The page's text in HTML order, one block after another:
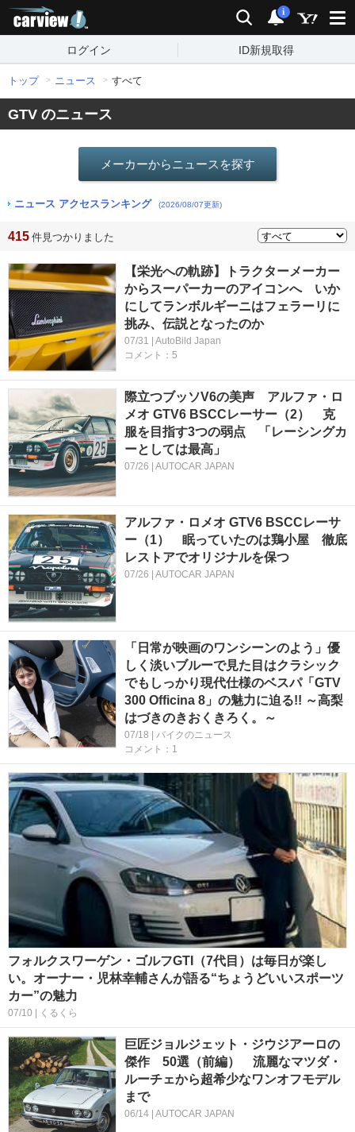
検索 通知
i
ログイン ID新規取得
トップ ニュース すべて
GTV のニュース
メーカーからニュースを探す
ニュース アクセスランキング (2026/08/07更新)
415 件見つかりました
【栄光への軌跡】トラクターメーカー
からスーパーカーのアイコンへ いか
にしてランボルギーニはフェラーリに
挑み、伝説となったのか
07/31 | AutoBild Japan
コメント：5
際立つブッソV6の美声 アルファ・ロ
メオ GTV6 BSCCレーサー（2） 克
服を目指す3つの弱点 「レーシングカ
ーとしては最高」
07/26 | AUTOCAR JAPAN
アルファ・ロメオ GTV6 BSCCレーサ
ー（1） 眠っていたのは鶏小屋 徹底
レストアでオリジナルを保つ
07/26 | AUTOCAR JAPAN
「日常が映画のワンシーンのよう」優
しく淡いブルーで見た目はクラシック
でもしっかり現代仕様のベスパ「GTV
300 Officina 8」の魅力に迫る!! ～高梨
はづきのきおくきろく。～
07/18 | バイクのニュース
コメント：1
フォルクスワーゲン・ゴルフGTI（7代目）は毎日が楽し
い。オーナー・児林幸輔さんが語る“ちょうどいいスポーツ
カー”の魅力
07/10 | くるくら
巨匠ジョルジェット・ジウジアーロの
傑作 50選（前編） 流麗なマツダ・
ルーチェから超希少なワンオフモデル
まで
06/14 | AUTOCAR JAPAN